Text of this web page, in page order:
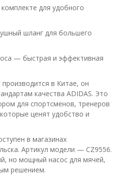
для удобного
шланг для большего
— быстрая и эффективная
в Китае, он
качества ADIDAS. Это
для спортсменов, тренеров
ценят удобство и
в магазинах
Артикул модели — CZ9556.
но мощный насос для мячей,
решением.